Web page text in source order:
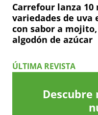
Carrefour lanza 10
variedades de uva
con sabor a
algodón de azúcar
ÚLTIMA REVISTA